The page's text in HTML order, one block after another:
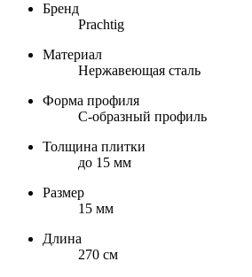
Бренд
Prachtig
Материал
Нержавеющая сталь
Форма профиля
С-образный профиль
Толщина плитки
до 15 мм
Размер
15 мм
Длина
270 см